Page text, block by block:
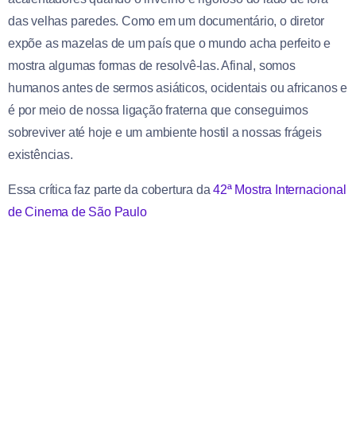
das velhas paredes. Como em um documentário, o diretor
expõe as mazelas de um país que o mundo acha perfeito e
mostra algumas formas de resolvê-las. Afinal, somos
humanos antes de sermos asiáticos, ocidentais ou africanos e
é por meio de nossa ligação fraterna que conseguimos
sobreviver até hoje e um ambiente hostil a nossas frágeis
existências.
Essa crítica faz parte da cobertura da42ª Mostra Internacional
de Cinema de São Paulo